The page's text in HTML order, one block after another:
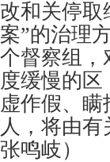
改和关停取
案”的治理
个督察组，
度缓慢的
虚作假、
人，将由
张鸣岐）